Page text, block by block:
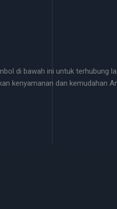
di bawah ini untuk terhubung
kenyamanan dan kemudahan